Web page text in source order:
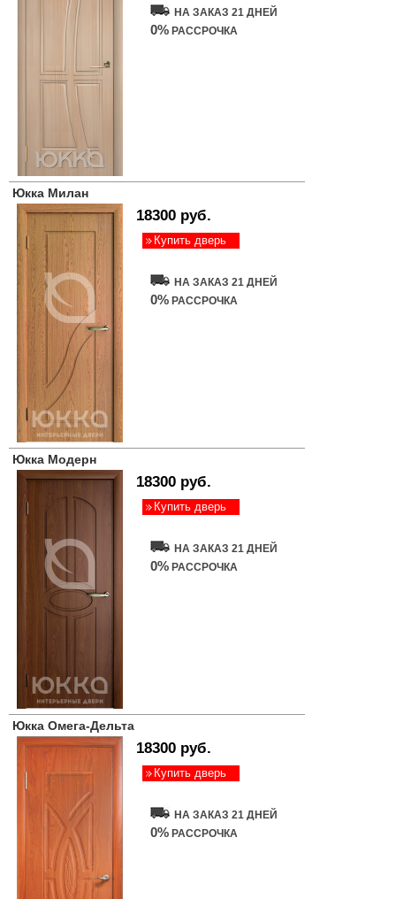
НА ЗАКАЗ 21 ДНЕЙ
0% РАССРОЧКА
Юкка Милан
18300 руб.
Купить дверь
НА ЗАКАЗ 21 ДНЕЙ
0% РАССРОЧКА
Юкка Модерн
18300 руб.
Купить дверь
НА ЗАКАЗ 21 ДНЕЙ
0% РАССРОЧКА
Юкка Омега-Дельта
18300 руб.
Купить дверь
НА ЗАКАЗ 21 ДНЕЙ
0% РАССРОЧКА